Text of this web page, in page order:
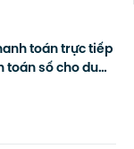
toán trực tiếp
toán số cho du